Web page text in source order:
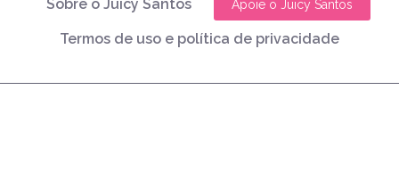
Sobre o Juicy Santos Apoie o Juicy Santos
Termos de uso e política de privacidade